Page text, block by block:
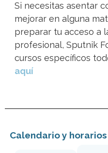
Si necesitas asentar
mejorar en alguna
preparar tu acceso a
profesional, Sputnik
cursos específicos
aquí
Calendario y horarios